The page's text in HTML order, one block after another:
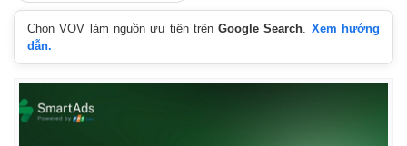
Chọn VOV làm nguồn ưu tiên trênGoogle Search. Xem hướng
dẫn.